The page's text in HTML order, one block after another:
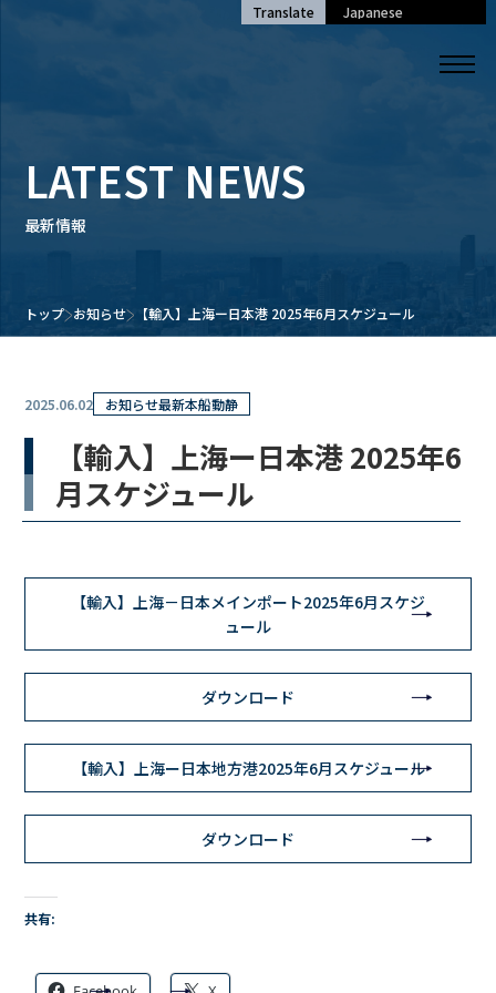
Translate
LATEST NEWS
最新情報
トップ お知らせ 【輸入】上海ー日本港 2025年6月スケジュール
2025.06.02 お知らせ最新本船動静
【輸入】上海ー日本港 2025年6
月スケジュール
【輸入】上海－日本メインポート2025年6月スケジ
ュール
ダウンロード
【輸入】上海ー日本地方港2025年6月スケジュール
ダウンロード
共有: